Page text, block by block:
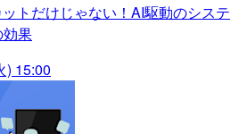
ットだけじゃない！AI駆動のシステ
果
) 15:00